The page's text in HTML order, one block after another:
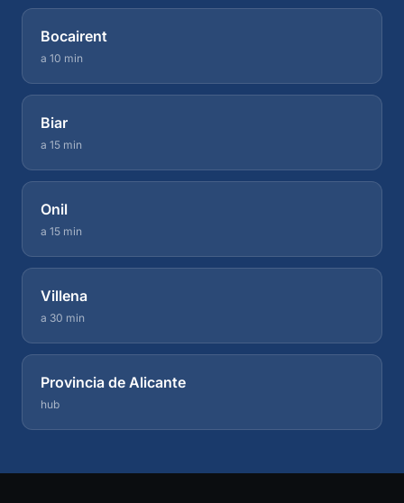
Bocairent
a 10 min
Biar
a 15 min
Onil
a 15 min
Villena
a 30 min
Provincia de Alicante
hub